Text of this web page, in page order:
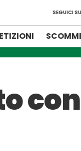
SEGUICI SU
con